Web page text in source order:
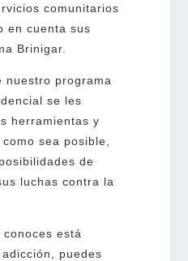
comunitarios
en cuenta sus
Brinigar.
nuestro programa
se les
herramientas y
sea posible,
de
luchas contra la
está
puedes